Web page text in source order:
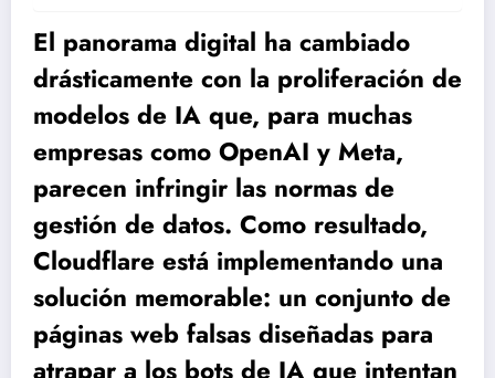
El panorama digital ha cambiado
drásticamente con la proliferación de
modelos de IA que, para muchas
empresas como OpenAI y Meta,
parecen infringir las normas de
gestión de datos. Como resultado,
Cloudflare está implementando una
solución memorable: un conjunto de
páginas web falsas diseñadas para
atrapar a los bots de IA que intentan